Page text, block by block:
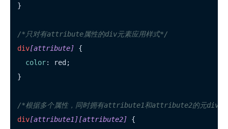
}
/*只对有attribute属性的div元素应用样式*/
div[attribute] {
color: red;
}
/*根据多个属性，同时拥有attribute1和attribute2的元div应
div[attribute1][attribute2] {